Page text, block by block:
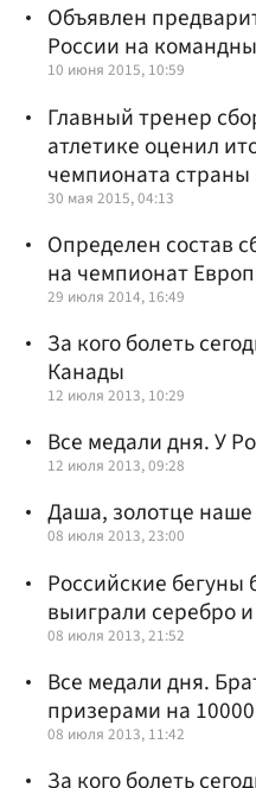
Объявлен
России на
10 июня 2015, 10:59
Главный тренер
атлетике оценил
чемпионата страны
30 мая 2015, 04:13
Определен состав
на чемпионат
29 июля 2014, 16:49
За кого болеть
Канады
12 июля 2013, 10:29
Все медали дня. У
12 июля 2013, 09:28
Даша, золотце наше
08 июля 2013, 23:00
Российские бегуны
выиграли серебро
08 июля 2013, 21:52
Все медали дня.
призерами на
08 июля 2013, 11:42
За кого болеть